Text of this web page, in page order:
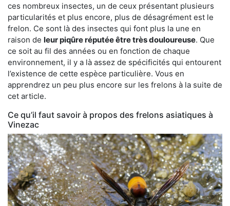
ces nombreux insectes, un de ceux présentant plusieurs
particularités et plus encore, plus de désagrément est le
frelon. Ce sont là des insectes qui font plus la une en
raison de leur piqûre réputée être très douloureuse. Que
ce soit au fil des années ou en fonction de chaque
environnement, il y a là assez de spécificités qui entourent
l’existence de cette espèce particulière. Vous en
apprendrez un peu plus encore sur les frelons à la suite de
cet article.
Ce qu’il faut savoir à propos des frelons asiatiques à
Vinezac